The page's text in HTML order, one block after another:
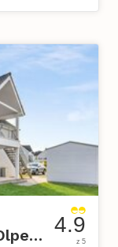
Polarlicht, OstseeResort Olpenitz 4.9
z 5